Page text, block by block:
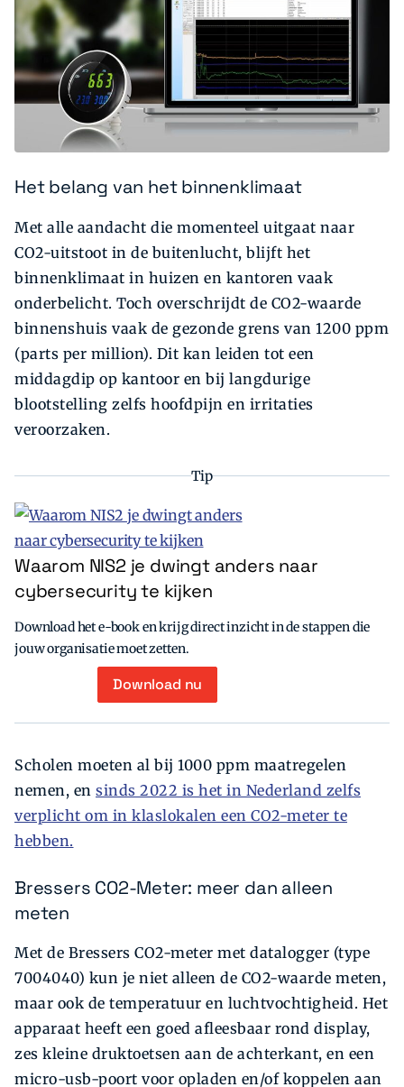
Het belang van het binnenklimaat
Met alle aandacht die momenteel uitgaat naar
CO2-uitstoot in de buitenlucht, blijft het
binnenklimaat in huizen en kantoren vaak
onderbelicht. Toch overschrijdt de CO2-waarde
binnenshuis vaak de gezonde grens van 1200 ppm
(parts per million). Dit kan leiden tot een
middagdip op kantoor en bij langdurige
blootstelling zelfs hoofdpijn en irritaties
veroorzaken.
Tip
Waarom NIS2 je dwingt anders naar
cybersecurity te kijken
Download het e-book en krijg direct inzicht in de stappen die
jouw organisatie moet zetten.
Download nu
Scholen moeten al bij 1000 ppm maatregelen
nemen, en sinds 2022 is het in Nederland zelfs
verplicht om in klaslokalen een CO2-meter te
hebben.
Bressers CO2-Meter: meer dan alleen
meten
Met de Bressers CO2-meter met datalogger (type
7004040) kun je niet alleen de CO2-waarde meten,
maar ook de temperatuur en luchtvochtigheid. Het
apparaat heeft een goed afleesbaar rond display,
zes kleine druktoetsen aan de achterkant, en een
micro-usb-poort voor opladen en/of koppelen aan